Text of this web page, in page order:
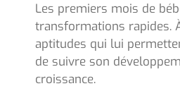
Les premiers mois de
transformations rapides.
aptitudes qui lui
de suivre son
croissance.